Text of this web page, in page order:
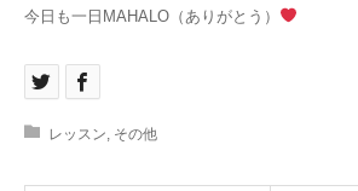
今日も一日MAHALO（ありがとう）
レッスン その他